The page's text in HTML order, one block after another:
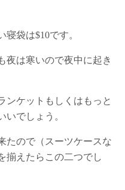
寝袋は$10です。
夜は寒いので夜中に起き
ンケットもしくはもっと
いでしょう。
たので（スーツケースな
揃えたらこの二つでし